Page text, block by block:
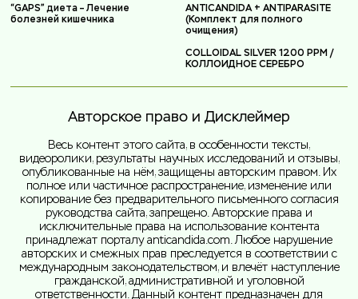
“GAPS” диета – Лечение
болезней кишечника
ANTICANDIDA + ANTIPARASITE
(Комплект для полного
очищения)
COLLOIDAL SILVER 1200 PPM /
КОЛЛОИДНОЕ СЕРЕБРО
Авторское право и Дисклеймер
Весь контент этого сайта, в особенности тексты,
видеоролики, результаты научных исследований и отзывы,
опубликованные на нём, защищены авторским правом. Их
полное или частичное распространение, изменение или
копирование без предварительного письменного согласия
руководства сайта, запрещено. Авторские права и
исключительные права на использование контента
принадлежат порталу anticandida.com. Любое нарушение
авторских и смежных прав преследуется в соответствии с
международным законодательством, и влечёт наступление
гражданской, административной и уголовной
ответственности. Данный контент предназначен для